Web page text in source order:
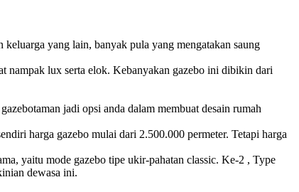
keluarga yang lain, banyak pula yang mengatakan saung
nampak lux serta elok. Kebanyakan gazebo ini dibikin dari
jadi opsi anda dalam membuat desain rumah
harga gazebo mulai dari 2.500.000 permeter. Tetapi harga
yaitu mode gazebo tipe ukir-pahatan classic. Ke-2 , Type
dewasa ini.